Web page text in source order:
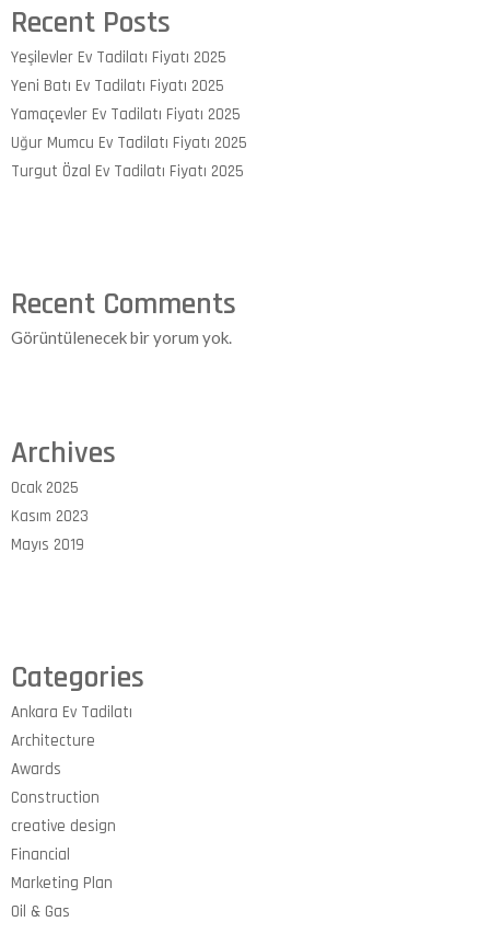
Recent Posts
Yeşilevler Ev Tadilatı Fiyatı 2025
Yeni Batı Ev Tadilatı Fiyatı 2025
Yamaçevler Ev Tadilatı Fiyatı 2025
Uğur Mumcu Ev Tadilatı Fiyatı 2025
Turgut Özal Ev Tadilatı Fiyatı 2025
Recent Comments
Görüntülenecek bir yorum yok.
Archives
Ocak 2025
Kasım 2023
Mayıs 2019
Categories
Ankara Ev Tadilatı
Architecture
Awards
Construction
creative design
Financial
Marketing Plan
Oil & Gas